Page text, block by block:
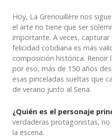
Hoy, La Grenouillère nos
el arte no tiene que ser
importante. A veces,
felicidad cotidiana es más
composición histórica.
por eso, más de 150 años
esas pinceladas sueltas que
de verano junto al Sena.
¿Quién es el personaje
verdaderas protagonistas, no
la escena.